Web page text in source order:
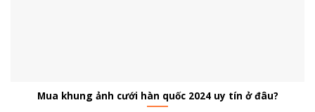
Mua khung ảnh cưới hàn quốc 2024 uy tín ở đâu?